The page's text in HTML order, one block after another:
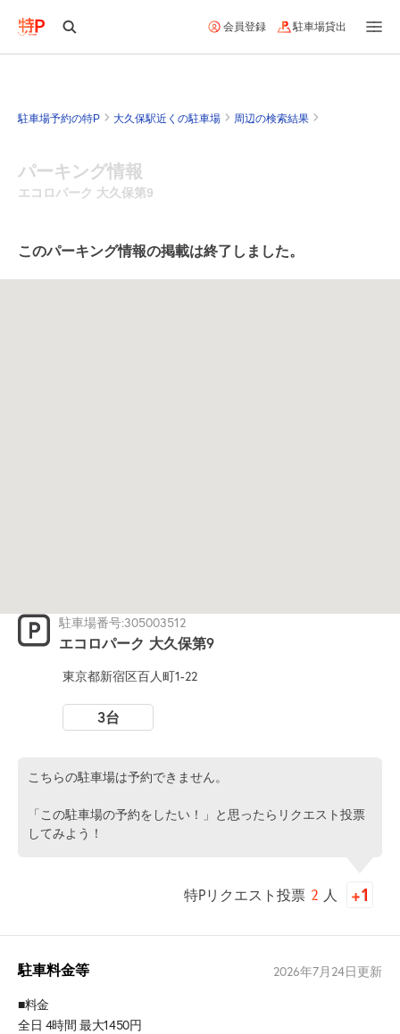
会員登録 駐車場貸出
駐車場予約の特P 大久保駅近くの駐車場 周辺の検索結果
パーキング情報
エコロパーク 大久保第9
このパーキング情報の掲載は終了しました。
駐車場番号:305003512
エコロパーク 大久保第9
東京都新宿区百人町1-22
3台
こちらの駐車場は予約できません。
「この駐車場の予約をしたい！」と思ったらリクエスト投票
してみよう！
特Pリクエスト投票 2 人
駐車料金等 2026年7月24日更新
■料金
全日 4時間 最大1450円